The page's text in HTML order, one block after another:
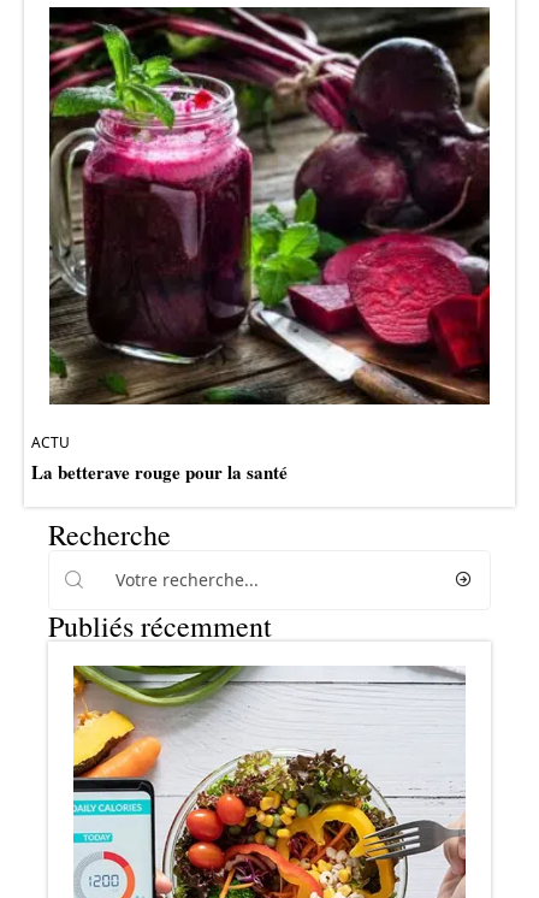
ACTU
La betterave rouge pour la santé
Recherche
Publiés récemment